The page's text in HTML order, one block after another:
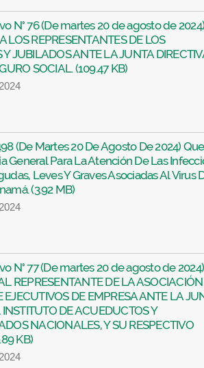
N° 76 (De martes 20 de agosto de 2024)
LOS REPRESENTANTES DE LOS
JUBILADOS ANTE LA JUNTA
SOCIAL. (109.47 KB)
(De Martes 20 De Agosto De 2024) Que
General Para La Atención De Las
Leves Y Graves Asociadas Al Virus
(3.92 MB)
N° 77 (De martes 20 de agosto de 2024)
REPRESENTANTE DE LA ASOCIACIÓN
DE EMPRESA ANTE LA
INSTITUTO DE ACUEDUCTOS Y
NACIONALES, Y SU RESPECTIVO
KB)